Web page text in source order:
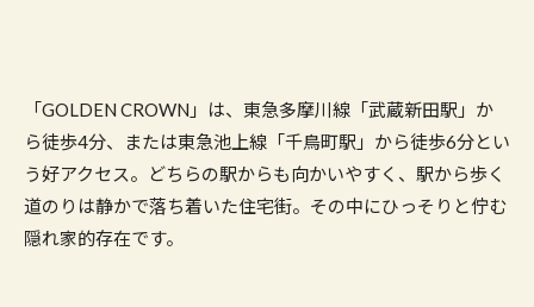
「GOLDEN CROWN」は、東急多摩川線「武蔵新田駅」か
ら徒歩4分、または東急池上線「千鳥町駅」から徒歩6分とい
う好アクセス。どちらの駅からも向かいやすく、駅から歩く
道のりは静かで落ち着いた住宅街。その中にひっそりと佇む
隠れ家的存在です。